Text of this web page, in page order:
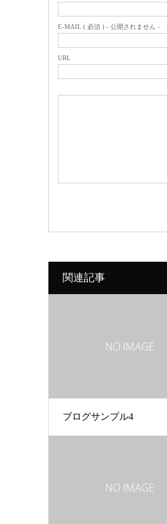
E-MAIL ( 必須 ) - 公開されません -
URL
関連記事
ブログサンプル4